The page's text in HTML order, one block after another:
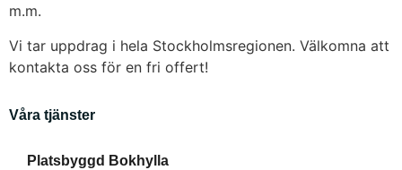
m.m.
Vi tar uppdrag i hela Stockholmsregionen. Välkomna att
kontakta oss för en fri offert!
Våra tjänster
Platsbyggd Bokhylla